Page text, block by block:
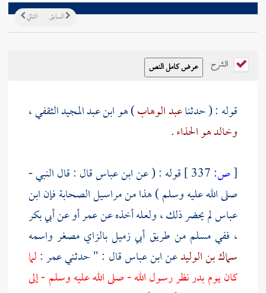
التالي السابق
الشرح
قوله : ( حدثناعبد الوهاب) هو ابن عبد المجيد الثقفي ،
وخالد هو الحذاء.
[ص: قوله : ( عنابن عباسقال : قال النبي -
صلى الله عليه وسلم ) هذا من مراسيل الصحابة فإنابن
عباسلم يحضر ذلك ، ولعله أخذه عنعمرأو عنأبي بكر
، ففيمسلممن طريق أبي زميلبالزاي مصغر واسمه
سماك بن الوليدعنابن عباسقال : " حدثنيعمر:لما
كان يومبدرنظر رسول الله - صلى الله عليه وسلم - إلى